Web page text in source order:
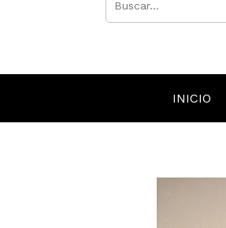
INICIO